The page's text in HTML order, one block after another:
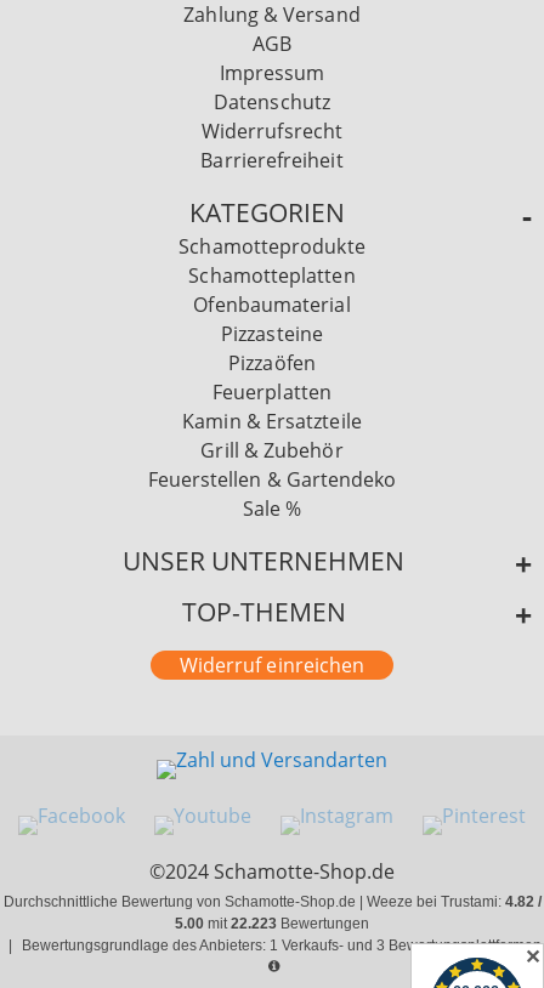
Zahlung & Versand
AGB
Impressum
Datenschutz
Widerrufsrecht
Barrierefreiheit
KATEGORIEN
Schamotteprodukte
Schamotteplatten
Ofenbaumaterial
Pizzasteine
Pizzaöfen
Feuerplatten
Kamin & Ersatzteile
Grill & Zubehör
Feuerstellen & Gartendeko
Sale %
UNSER UNTERNEHMEN
TOP-THEMEN
Widerruf einreichen
©2024 Schamotte-Shop.de
Durchschnittliche Bewertung von Schamotte-Shop.de | Weeze bei Trustami: 4.82 /
5.00 mit22.223 Bewertungen
Bewertungsgrundlage des Anbieters: 1 Verkaufs- und 3 Bewertungsplattformen
✕